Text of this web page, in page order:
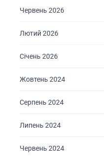
Червень 2026
Лютий 2026
Січень 2026
Жовтень 2024
Серпень 2024
Липень 2024
Червень 2024ГОЛОВНА